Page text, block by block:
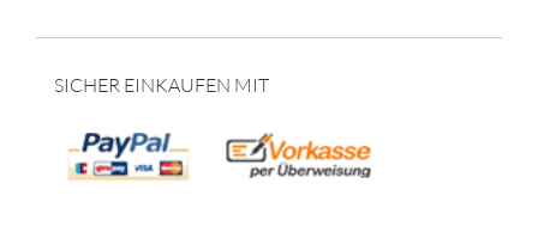
SICHER EINKAUFEN MIT